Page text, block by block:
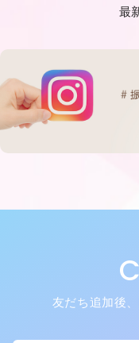
最
友だち追加後